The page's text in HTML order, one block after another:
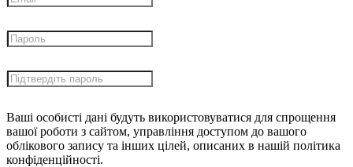
Ваші особисті дані будуть використовуватися для спрощення
вашої роботи з сайтом, управління доступом до вашого
облікового запису та інших цілей, описаних в нашій політика
конфіденційності.